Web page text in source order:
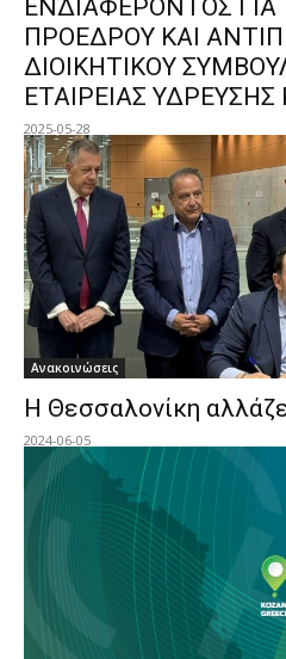
ΕΝΔΙΑΦΕΡΟΝΤΟΣ
ΠΡΟΕΔΡΟΥ ΚΑΙ
ΔΙΟΙΚΗΤΙΚΟΥ
ΕΤΑΙΡΕΙΑΣ ΥΔΡΕΥΣΗΣ
2025-05-28
Ανακοινώσεις
Η Θεσσαλονίκη
2024-06-05